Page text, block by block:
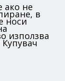
ако не
в
носи
използва